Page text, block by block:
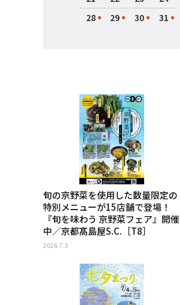
28
29 30 31
旬の京野菜を使用した数量限定の
特別メニューが15店舗で登場！
『旬を味わう 京野菜フェア』開催
中／京都髙島屋S.C.［T8］
2026.7.3